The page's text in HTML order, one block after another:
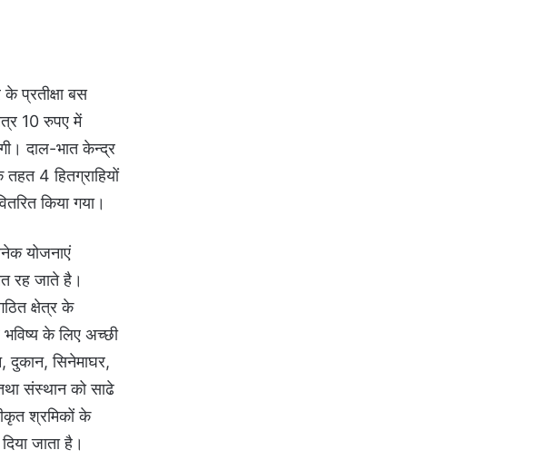
प्रतीक्षा बस
10 रुपए में
दाल-भात केन्द्र
4 हितग्राहियों
किया गया।
योजनाएं
रह जाते है।
क्षेत्र के
भविष्य के लिए अच्छी
दुकान, सिनेमाघर,
संस्थान को साढे
श्रमिकों के
जाता है।